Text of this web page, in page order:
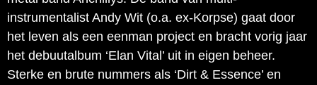
instrumentalist Andy Wit (o.a. ex-Korpse) gaat door
het leven als een eenman project en bracht vorig jaar
het debuutalbum ‘Elan Vital’ uit in eigen beheer.
Sterke en brute nummers als ‘Dirt & Essence’ en